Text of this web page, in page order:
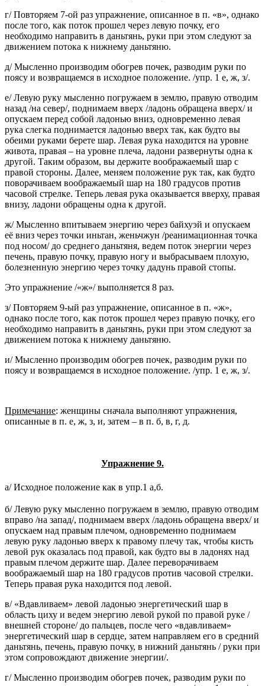
г/ Повторяем 7-ой раз упражнение, описанное в п. «в», однако
после того, как поток прошел через левую почку, его
необходимо направить в даньтянь, руки при этом следуют за
движением потока к нижнему даньтяню.
д/ Мысленно производим обогрев почек, разводим руки по
поясу и возвращаемся в исходное положение. /упр. 1 е, ж, з/.
е/ Левую руку мысленно погружаем в землю, правую отводим
назад /на север/, поднимаем вверх /ладонь обращена вверх/ и
опускаем перед собой ладонью вниз, одновременно левая
рука слегка поднимается ладонью вверх так, как будто вы
обеими руками берете шар. Левая рука находится на уровне
живота, правая – на уровне плеча, ладони развернуты одна к
другой. Таким образом, вы держите воображаемый шар с
правой стороны. Далее, меняем положение рук так, как будто
поворачиваем воображаемый шар на 180 градусов против
часовой стрелке. Теперь левая рука оказывается вверху, правая
внизу, ладони обращены одна к другой.
ж/ Мысленно впитываем энергию через байхуэй и опускаем
её вниз через точки иньтан, женьчжун /реанимационная точка
под носом/ до среднего даньтяня, ведем поток энергии через
печень, правую почку, правую ногу и выбрасываем плохую,
болезненную энергию через точку дадунь правой стопы.
Это упражнение /«ж»/ выполняется 8 раз.
з/ Повторяем 9-ый раз упражнение, описанное в п. «ж»,
однако после того, как поток прошел через правую почку, его
необходимо направить в даньтянь, руки при этом следуют за
движением потока к нижнему даньтяню.
и/ Мысленно производим обогрев почек, разводим руки по
поясу и возвращаемся в исходное положение. /упр. 1 е, ж, з/.
Примечание: женщины сначала выполняют упражнения,
описанные в п. е, ж, з, и, затем – в п. б, в, г, д.
Упражнение 9.
а/ Исходное положение как в упр.1 а,б.
б/ Левую руку мысленно погружаем в землю, правую отводим
вправо /на запад/, поднимаем вверх /ладонь обращена вверх/ и
опускаем над правым плечом, одновременно поднимаем
левую руку ладонью вверх к правому плечу так, чтобы кисть
левой рук оказалась под правой, как будто вы в ладонях над
правым плечом держите шар. Далее переворачиваем
воображаемый шар на 180 градусов против часовой стрелки.
Теперь правая рука находится под левой.
в/ «Вдавливаем» левой ладонью энергетический шар в
область циху и ведем энергию левой рукой по правой руке /
внешней стороне/ до пальцев, после чего «вдавливаем»
энергетический шар в сердце, затем направляем его в средний
даньтянь, печень, правую почку, в нижний даньтянь / руки при
этом сопровождают движение энергии/.
г/ Мысленно производим обогрев почек, разводим руки по